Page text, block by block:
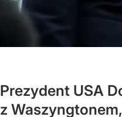
Prezydent USA
z